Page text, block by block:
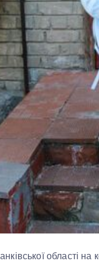
області